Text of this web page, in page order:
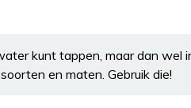
kunt tappen, maar dan wel
en maten. Gebruik die!